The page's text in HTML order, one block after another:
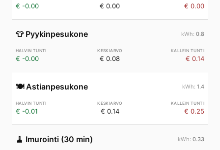
€ -0.00 € 0.00 € 0.00
👕 Pyykinpesukone 0.8
€ -0.00 € 0.08 € 0.14
🍽️ Astianpesukone 1.4
€ -0.01 € 0.14 € 0.25
🧹 Imurointi (30 min) 0.33